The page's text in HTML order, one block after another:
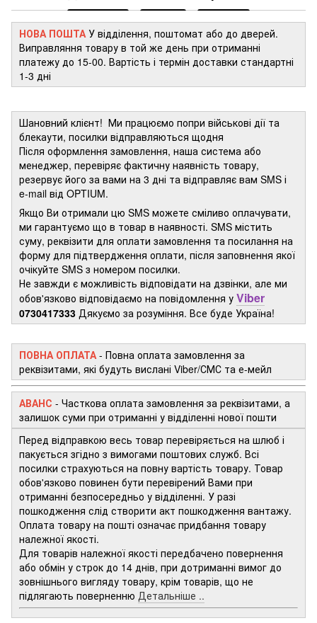
НОВА ПОШТА У відділення, поштомат або до дверей.
Виправляння товару в той же день при отриманні
платежу до 15-00. Вартість і термін доставки стандартні
1-3 дні
Шановний клієнт! Ми працюємо попри військові дії та
блекаути, посилки відправляються щодня
Після оформлення замовлення, наша система або
менеджер, перевіряє фактичну наявність товару,
резервує його за вами на 3 дні та відправляє вам SMS і
e-mail від OPTIUM.
Якщо Ви отримали цю SMS можете сміливо оплачувати,
ми гарантуємо що в товар в наявності. SMS містить
суму, реквізити для оплати замовлення та посилання на
форму для підтвердження оплати, після заповнення якої
очікуйте SMS з номером посилки.
Не завжди є можливість відповідати на дзвінки, але ми
обов'язково відповідаємо на повідомлення у Viber
0730417333 Дякуємо за розуміння. Все буде Україна!
ПОВНА ОПЛАТА - Повна оплата замовлення за
реквізитами, які будуть вислані Viber/СМС та е-мейл
АВАНС - Часткова оплата замовлення за реквізитами, а
залишок суми при отриманні у відділенні нової пошти
Перед відправкою весь товар перевіряється на шлюб і
пакується згідно з вимогами поштових служб. Всі
посилки страхуються на повну вартість товару. Товар
обов'язково повинен бути перевірений Вами при
отриманні безпосередньо у відділенні. У разі
пошкодження слід створити акт пошкодження вантажу.
Оплата товару на пошті означає придбання товару
належної якості.
Для товарів належної якості передбачено повернення
або обмін у строк до 14 днів, при дотриманні вимог до
зовнішнього вигляду товару, крім товарів, що не
підлягають поверненню Детальніше ..